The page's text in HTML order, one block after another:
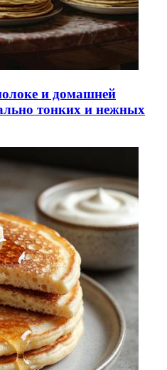
и домашней
тонких и нежных